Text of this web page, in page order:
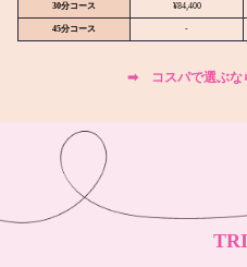
30分コース ¥84,400
45分コース -
➡︎ コスパで選ぶな